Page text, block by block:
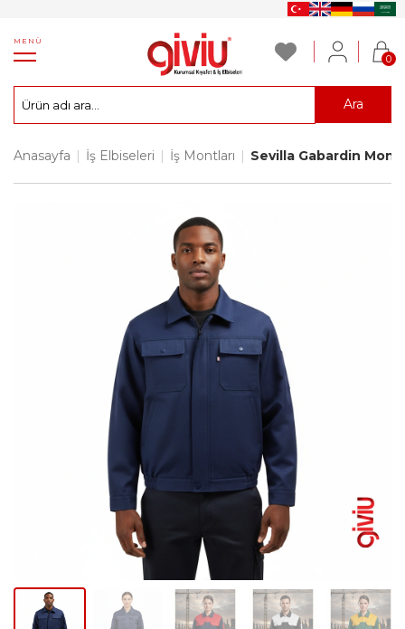
MENÜ
0
Ara
Anasayfa | İş Elbiseleri | İş Montları | Sevilla Gabardin Mont